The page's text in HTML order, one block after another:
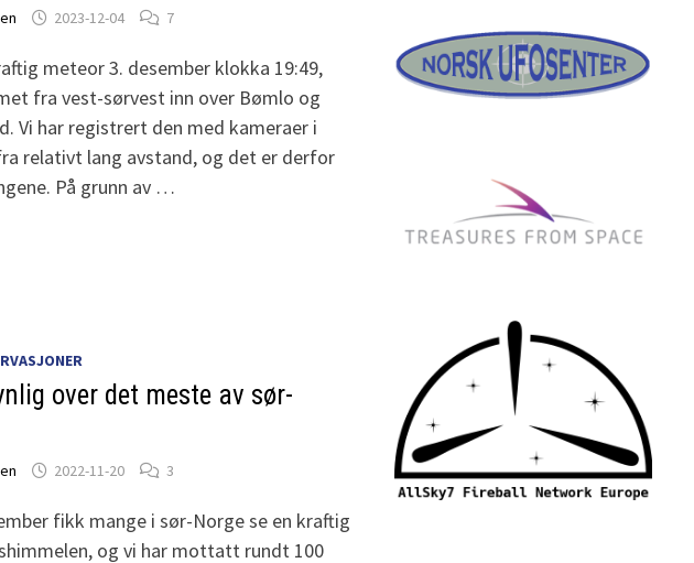
2023-12-04 7
meteor 3. desember klokka 19:49,
fra vest-sørvest inn over Bømlo og
Vi har registrert den med kameraer i
relativt lang avstand, og det er derfor
På grunn av …
over det meste av sør-
2022-11-20 3
fikk mange i sør-Norge se en kraftig
og vi har mottatt rundt 100